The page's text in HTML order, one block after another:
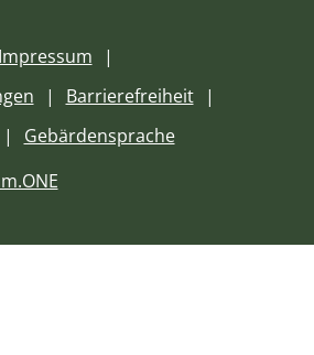
Impressum
Barrierefreiheit
Gebärdensprache